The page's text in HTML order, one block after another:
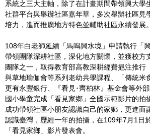
系統之三大主軸，除了在計畫期間帶領興大學
社群平台與舉辦社區嘉年華，多次舉辦社區見
培力，進而推廣地方特色並輔助社區永續發展。
108年白老師延續「馬鳴興水境」申請執行「
帶領團隊深耕社區，深化地方關懷，並獲校方
團隊之一，取得教育部高教深耕經費挹注推行
與草地瑜伽會等系列老幼共學課程、「傳統米
更有永豐銀行、『看見･齊柏林』基金會等外
國小學童完成「看見家鄉」全國示範影片的拍
成功帶領社區小朋友認識自己的家鄉，更進而
認識臺灣，歷經一年的拍攝，在109年7月1日
「看見家鄉」影片發表會。